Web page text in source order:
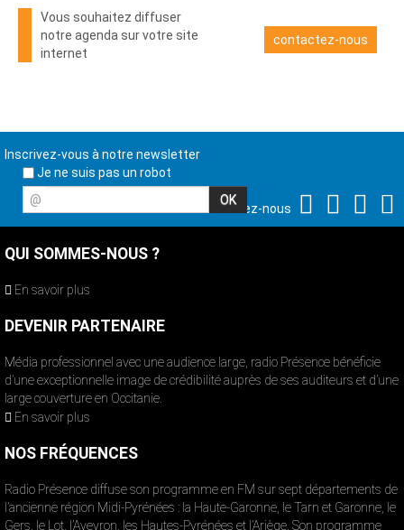
Vous souhaitez diffuser
notre agenda sur votre site
internet
contactez-nous
Inscrivez-vous à notre newsletter
Je ne suis pas un robot
@
Suivez-nous
QUI SOMMES-NOUS ?
En savoir plus
DEVENIR PARTENAIRE
Média professionnel avec une audience large, radio Présence bénéficie
d’une exceptionnelle image de crédibilité auprès de ses auditeurs et d’une
large couverture en Occitanie.
En savoir plus
NOS FRÉQUENCES
Radio Présence diffuse son programme en FM sur sept départements de
l’ancienne région Midi-Pyrénées : la Haute-Garonne, le Tarn et Garonne, le
Gers, le Lot, l’Aveyron, les Hautes-Pyrénées et l’Ariège. Son programme